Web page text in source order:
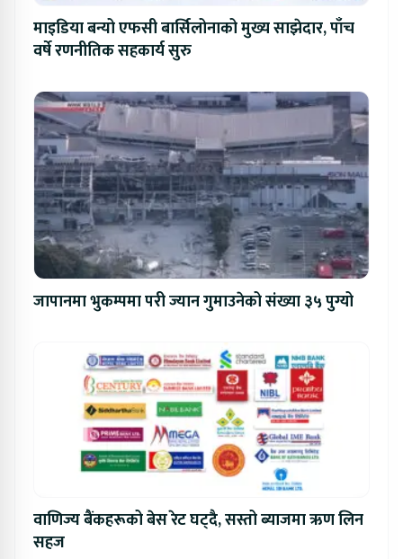
माइडिया बन्यो एफसी बार्सिलोनाको मुख्य साझेदार, पाँच
वर्षे रणनीतिक सहकार्य सुरु
जापानमा भुकम्पमा परी ज्यान गुमाउनेको संख्या ३५ पुग्यो
वाणिज्य बैंकहरूको बेस रेट घट्दै, सस्तो ब्याजमा ऋण लिन
सहज